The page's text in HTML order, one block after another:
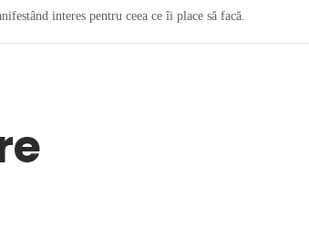
interes pentru ceea ce îi place să facă.